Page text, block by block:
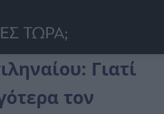
Γιατί
τον